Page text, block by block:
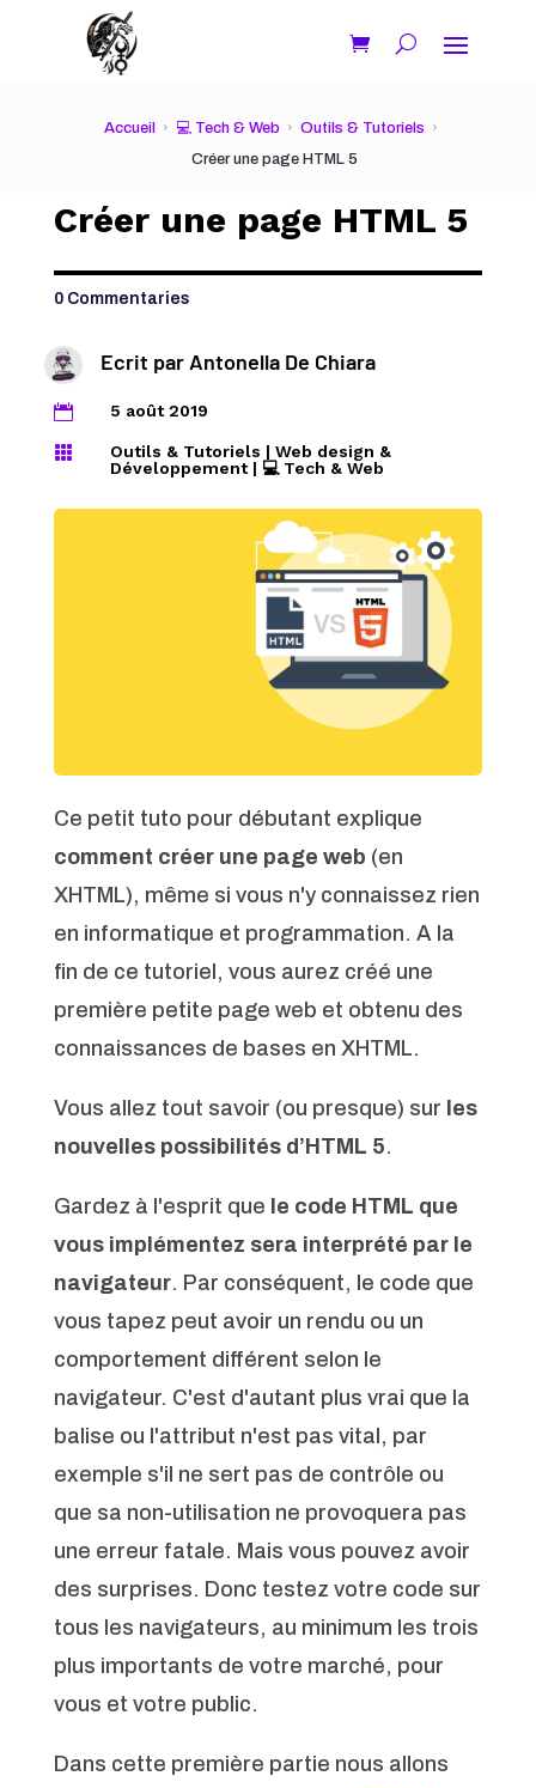
Accueil 💻 Tech & Web
Outils & Tutoriels
Créer une page HTML 5
Créer une page HTML 5
0 Commentaries
Ecrit par Antonella De Chiara
 5 août 2019
 Outils & Tutoriels | Web design &
Développement| 💻 Tech & Web
Ce petit tuto pour débutant explique
comment créer une page web (en
XHTML), même si vous n'y connaissez rien
en informatique et programmation. A la
fin de ce tutoriel, vous aurez créé une
première petite page web et obtenu des
connaissances de bases en XHTML.
Vous allez tout savoir (ou presque) sur les
nouvelles possibilités d’HTML 5.
Gardez à l'esprit que le code HTML que
vous implémentez sera interprété par le
navigateur. Par conséquent, le code que
vous tapez peut avoir un rendu ou un
comportement différent selon le
navigateur. C'est d'autant plus vrai que la
balise ou l'attribut n'est pas vital, par
exemple s'il ne sert pas de contrôle ou
que sa non-utilisation ne provoquera pas
une erreur fatale. Mais vous pouvez avoir
des surprises. Donc testez votre code sur
tous les navigateurs, au minimum les trois
plus importants de votre marché, pour
vous et votre public.
Dans cette première partie nous allons